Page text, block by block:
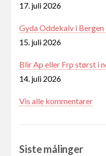
17. juli 2026
Gyda Oddekalv i
15. juli 2026
Blir Ap eller Frp størst i
14. juli 2026
Vis alle kommentarer
Siste målinger